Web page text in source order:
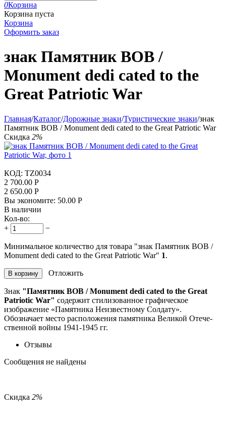
0Корзина
Корзина пуста
Корзина
Оформить заказ
знак Памятник ВОВ /
Monument dedi­ cated to the
Great Patriotic War
Главная/Каталог/Дорожные знаки/Туристические знаки/знак
Памятник ВОВ / Monument dedi­ cated to the Great Patriotic War
Скидка 2%
КОД: TZ0034
2 700.00 Р
2 650.00 Р
Вы экономите: 50.00 Р
В наличии
Кол-во:
+
−
Минимальное количество для товара "знак Памятник ВОВ /
Monument dedi­ cated to the Great Patriotic War" 1.
В корзину Отложить
Знак "Памятник ВОВ / Monument dedi­ cated to the Great
Patriotic War" содержит стилизованное графическое
изображение «Памятника Неизвестному Солдату».
Обозначает место расположения памятника Великой Отече­
ственной войны 1941-1945 гг.
Отзывы
Сообщения не найдены
Скидка 2%